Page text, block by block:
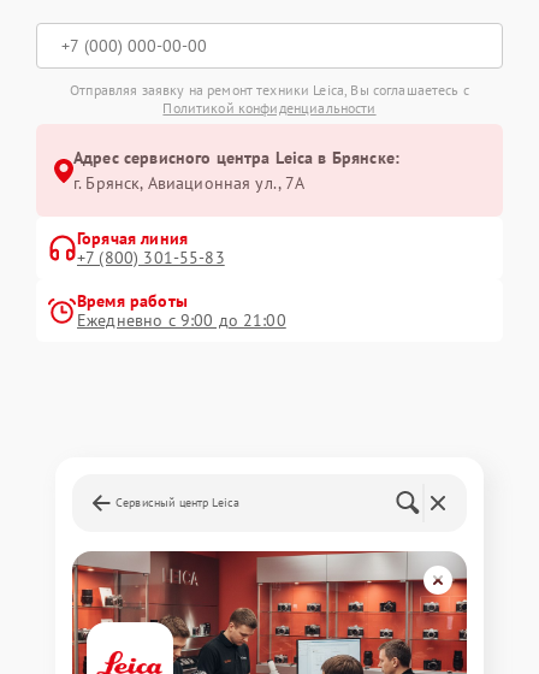
Отправляя заявку на ремонт техники Leica, Вы соглашаетесь с
Политикой конфиденциальности
Адрес сервисного центра Leica в Брянске:
г. Брянск, Авиационная ул., 7А
Горячая линия
+7 (800) 301-55-83
Время работы
Ежедневно с 9:00 до 21:00
Сервисный центр Leica